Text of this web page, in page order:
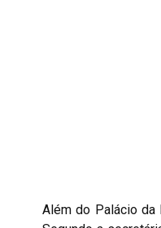
Além do Palácio da